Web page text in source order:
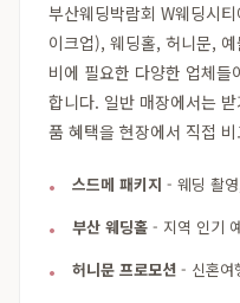
부산웨딩박람회 W웨딩시
이크업), 웨딩홀, 허니문,
비에 필요한 다양한 업체들
합니다. 일반 매장에서는
품 혜택을 현장에서 직접
스드메 패키지 - 웨딩 촬
부산 웨딩홀 - 지역 인기
허니문 프로모션 - 신혼여